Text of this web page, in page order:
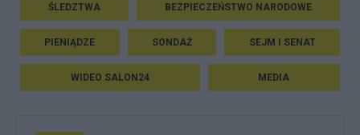
ŚLEDZTWA BEZPIECZEŃSTWO NARODOWE
PIENIĄDZE SONDAŻ SEJM I SENAT
WIDEO SALON24 MEDIA